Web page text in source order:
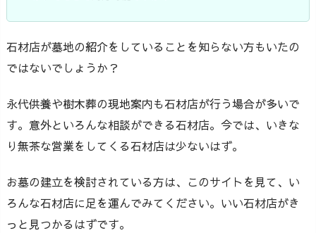
石材店が墓地の紹介をしていることを知らない方もいたの
ではないでしょうか？
永代供養や樹木葬の現地案内も石材店が行う場合が多いで
す。意外といろんな相談ができる石材店。今では、いきな
り無茶な営業をしてくる石材店は少ないはず。
お墓の建立を検討されている方は、このサイトを見て、い
ろんな石材店に足を運んでみてください。いい石材店がき
っと見つかるはずです。